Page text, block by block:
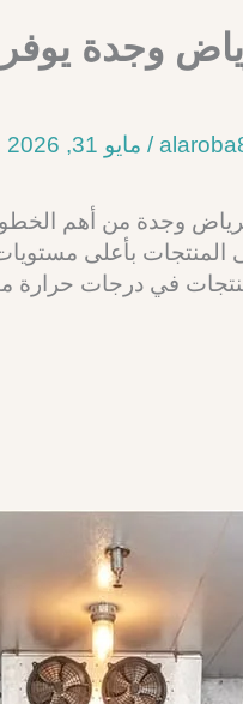
/ مايو 31, 2026
وجدة من أهم
المنتجات بأعلى
في درجات